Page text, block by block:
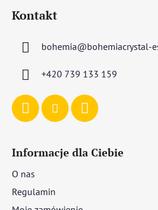
Kontakt
bohemia@bohemiacrystal-
+420 739 133 159
Informacje dla Ciebie
O nas
Regulamin